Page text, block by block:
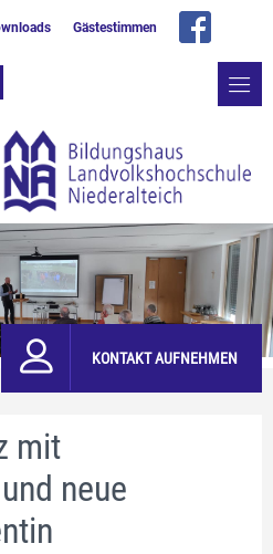
Gästestimmen
KONTAKT AUFNEHMEN
mit
neue